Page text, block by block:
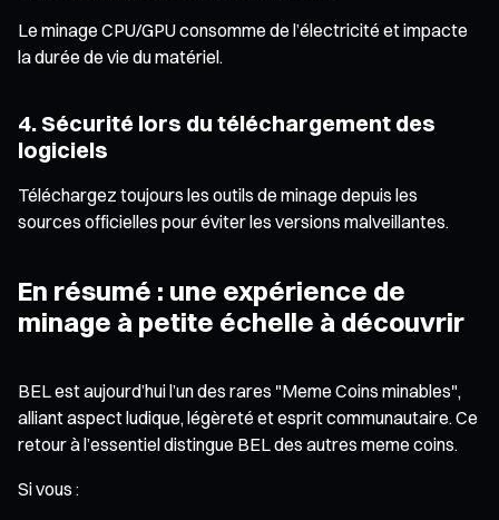
Le minage CPU/GPU consomme de l’électricité et impacte
la durée de vie du matériel.
4. Sécurité lors du téléchargement des
logiciels
Téléchargez toujours les outils de minage depuis les
sources officielles pour éviter les versions malveillantes.
En résumé : une expérience de
minage à petite échelle à découvrir
BEL est aujourd’hui l’un des rares "Meme Coins minables",
alliant aspect ludique, légèreté et esprit communautaire. Ce
retour à l’essentiel distingue BEL des autres meme coins.
Si vous :